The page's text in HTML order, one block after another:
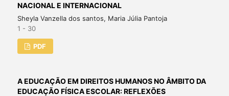
NACIONAL E INTERNACIONAL
Sheyla Vanzella dos santos, Maria Júlia Pantoja
1 - 30
PDF
A EDUCAÇÃO EM DIREITOS HUMANOS NO ÂMBITO DA
EDUCAÇÃO FÍSICA ESCOLAR: REFLEXÕES